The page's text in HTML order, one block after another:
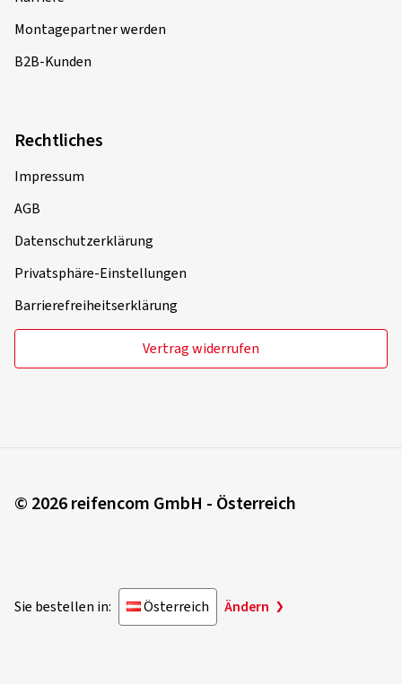
Montagepartner werden
B2B-Kunden
Rechtliches
Impressum
AGB
Datenschutzerklärung
Privatsphäre-Einstellungen
Barrierefreiheitserklärung
Vertrag widerrufen
© 2026 reifencom GmbH - Österreich
Sie bestellen in: Österreich Ändern